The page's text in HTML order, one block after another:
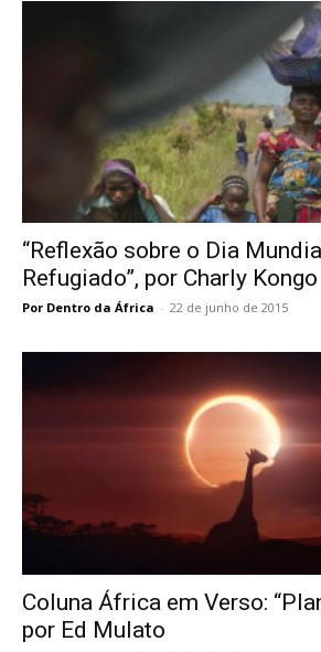
“Reflexão sobre o Dia
Refugiado”, por Charly Kongo
Por Dentro da África - 22 de junho de 2015
Coluna África em Verso:
por Ed Mulato